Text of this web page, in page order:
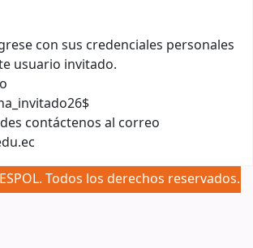
con sus credenciales personales
usuario invitado.
contáctenos al correo
Todos los derechos reservados.